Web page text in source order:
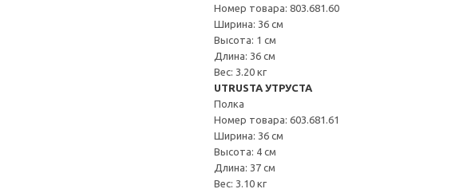
Номер товара: 803.681.60
Ширина: 36 см
Высота: 1 см
Длина: 36 см
Вес: 3.20 кг
UTRUSTA УТРУСТА
Полка
Номер товара: 603.681.61
Ширина: 36 см
Высота: 4 см
Длина: 37 см
Вес: 3.10 кг